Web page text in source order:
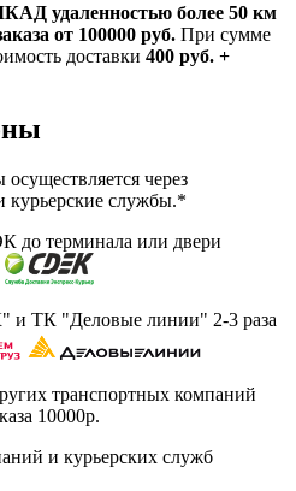
удаленностью более 50 км
от 100000 руб. При сумме
доставки 400 руб. +
через
курьерские службы.*
до терминала или двери
ТК "Деловые линии" 2-3 раза
транспортных компаний
10000р.
и курьерских служб